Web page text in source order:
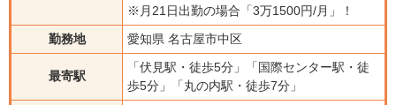
※月21日出勤の場合「3万1500円/月」！
勤務地
愛知県 名古屋市中区
最寄駅
「伏見駅・徒歩5分」「国際センター駅・徒
歩5分」「丸の内駅・徒歩7分」